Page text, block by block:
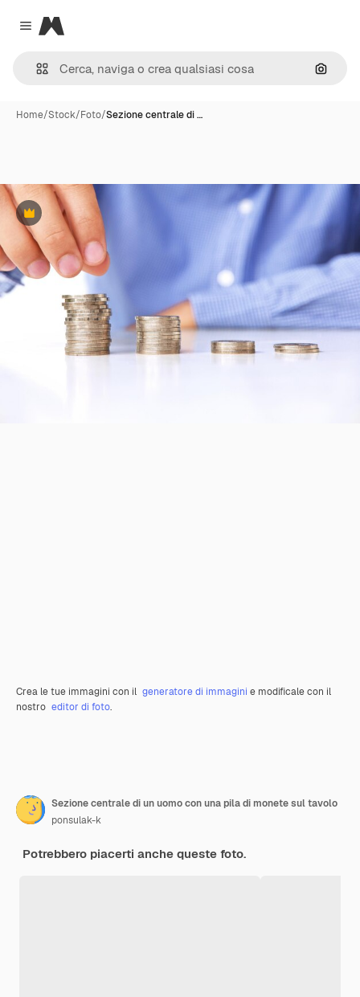
Close menu
Magnific
Cerca
Home/Stock/Foto/Sezione centrale di …
Premium
Crea le tue immagini con il generatore di immagini e modificale con il
nostro editor di foto.
Sezione centrale di un uomo con una pila di monete sul tavolo
ponsulak-k
Potrebbero piacerti anche queste foto.